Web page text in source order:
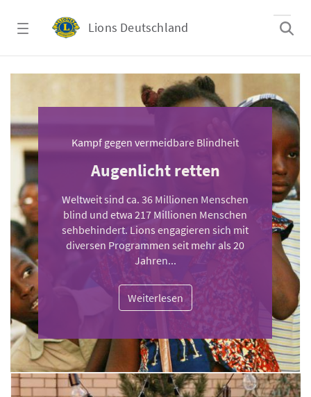
Lions Deutschland
Kampf gegen vermeidbare Blindheit
Augenlicht retten
Weltweit sind ca. 36 Millionen Menschen
blind und etwa 217 Millionen Menschen
sehbehindert. Lions engagieren sich mit
diversen Programmen seit mehr als 20
Jahren...
Weiterlesen